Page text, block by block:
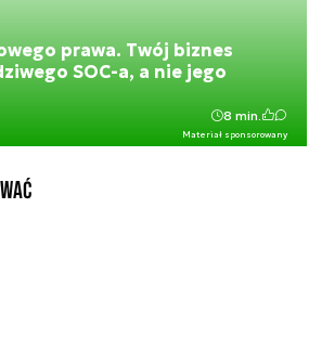
prawa. Twój biznes
SOC-a, a nie jego
Materiał sponsorowany
8 min.